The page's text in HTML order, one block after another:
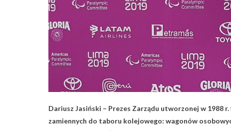
Dariusz Jasiński – Prezes Zarządu utworzonej w 1988
zamiennych do taboru kolejowego: wagonów